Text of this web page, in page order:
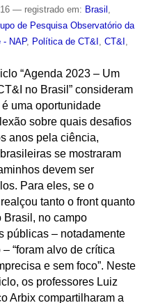
— registrado em: Brasil ,
de Pesquisa Observatório da
- NAP, Política de CT&I , CT&I ,
“Agenda 2023 – Um
no Brasil” consideram
uma oportunidade
sobre quais desafios
anos pela ciência,
se mostraram
devem ser
Para eles, se o
tanto o front quanto
Brasil, no campo
públicas – notadamente
“foram alvo de crítica
e sem foco”. Neste
os professores Luiz
Arbix compartilharam a